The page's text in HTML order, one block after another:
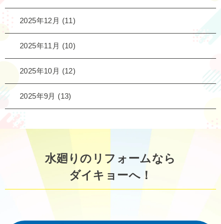
2025年12月 (11)
2025年11月 (10)
2025年10月 (12)
2025年9月 (13)
水廻りのリフォームなら
ダイキョーへ！